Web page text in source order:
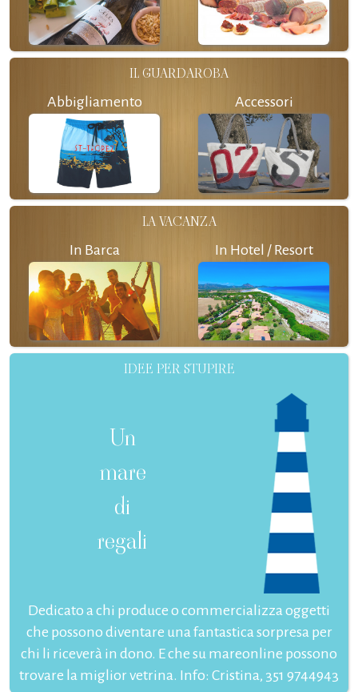
IL GUARDAROBA
Abbigliamento Accessori
LA VACANZA
In Barca In Hotel / Resort
IDEE PER STUPIRE
Un
mare
di
regali
Dedicato a chi produce o commercializza oggetti
che possono diventare una fantastica sorpresa per
chi li riceverà in dono. E che su mareonline possono
trovare la miglior vetrina. Info: Cristina, 351 9744943